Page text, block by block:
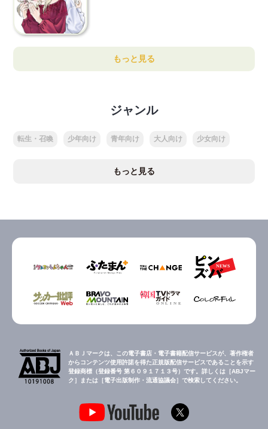
もっと見る
ジャンル
転生・召喚 少年向け 青年向け 大人向け 少女向け
もっと見る
ＡＢＪマークは、この電子書店・電子書籍配信サービスが、著作権者
からコンテンツ使用許諾を得た正規版配信サービスであることを示す
登録商標（登録番号 第６０９１７１３号）です。詳しくは［ABJマー
ク］または［電子出版制作・流通協議会］で検索してください。